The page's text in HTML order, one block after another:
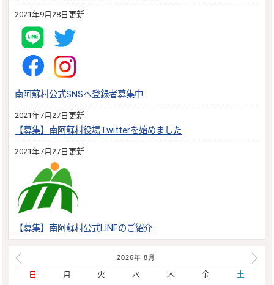
2021年9月28日更新
南阿蘇村公式SNSへ登録者募集中
2021年7月27日更新
【募集】南阿蘇村役場Twitterを始めました
2021年7月27日更新
【募集】南阿蘇村公式LINEのご紹介
2026年 8 月
日 月 火 水 木 金
土